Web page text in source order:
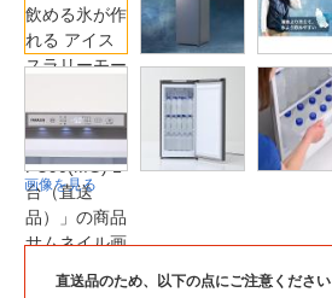
画像を見る
直送品のため、以下の点にご注意ください